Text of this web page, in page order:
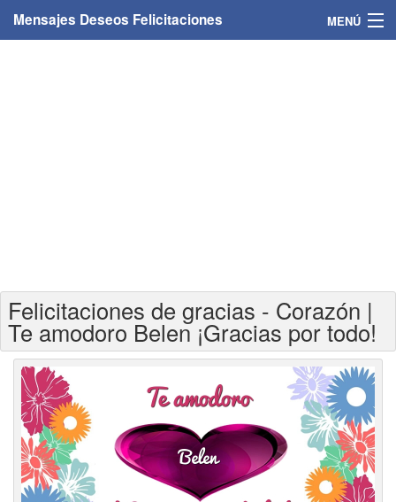
Mensajes Deseos Felicitaciones MENÚ
Felicitaciones para años
Felicitaciones días de la semana
Felicitaciones días del año
Felicitaciones musicales
Entrar
Felicitaciones de gracias - Corazón |
Te amodoro Belen ¡Gracias por todo!